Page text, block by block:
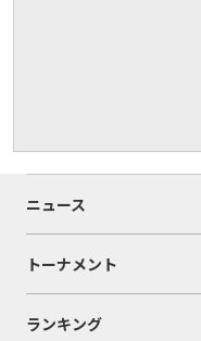
ニュース
トーナメント
ランキング